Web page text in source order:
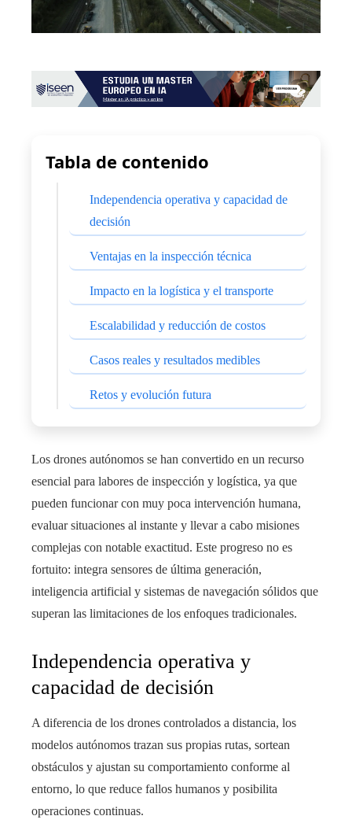
Tabla de contenido
Independencia operativa y capacidad de
decisión
Ventajas en la inspección técnica
Impacto en la logística y el transporte
Escalabilidad y reducción de costos
Casos reales y resultados medibles
Retos y evolución futura
Los drones autónomos se han convertido en un recurso
esencial para labores de inspección y logística, ya que
pueden funcionar con muy poca intervención humana,
evaluar situaciones al instante y llevar a cabo misiones
complejas con notable exactitud. Este progreso no es
fortuito: integra sensores de última generación,
inteligencia artificial y sistemas de navegación sólidos que
superan las limitaciones de los enfoques tradicionales.
Independencia operativa y
capacidad de decisión
A diferencia de los drones controlados a distancia, los
modelos autónomos trazan sus propias rutas, sortean
obstáculos y ajustan su comportamiento conforme al
entorno, lo que reduce fallos humanos y posibilita
operaciones continuas.